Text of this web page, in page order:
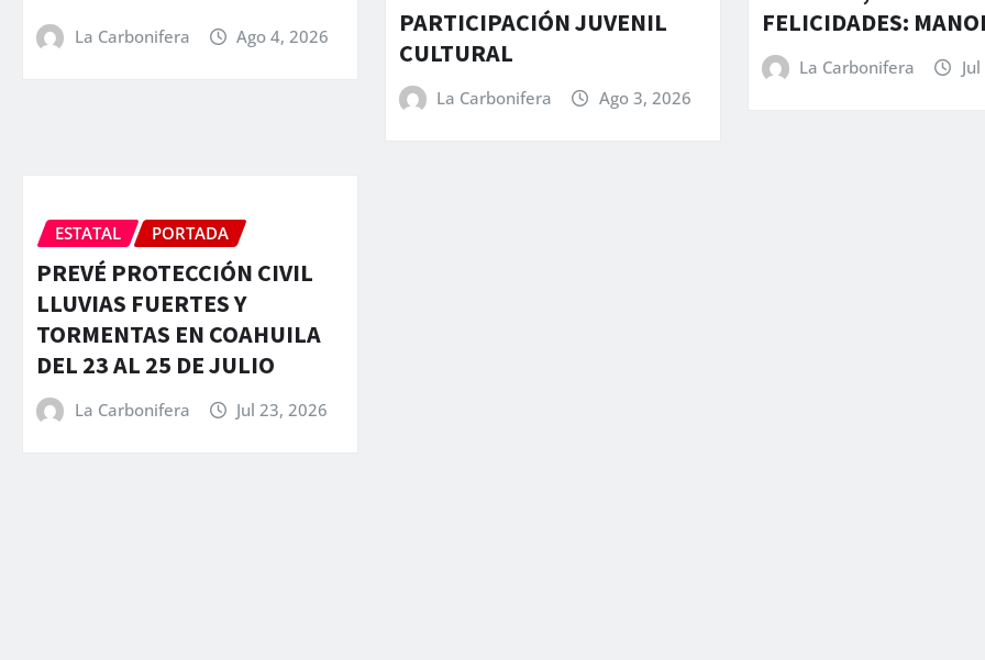
La Carbonifera Ago 4, 2026
PARTICIPACIÓN JUVENIL
CULTURAL
La Carbonifera Ago 3, 2026
FELICIDADES:
La Carbonifera
ESTATAL PORTADA
PREVÉ PROTECCIÓN CIVIL
LLUVIAS FUERTES Y
TORMENTAS EN COAHUILA
DEL 23 AL 25 DE JULIO
La Carbonifera Jul 23, 2026